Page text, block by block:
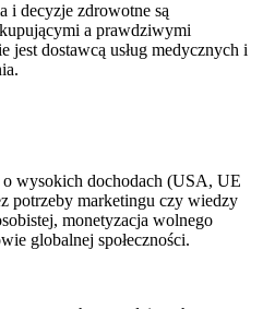
i decyzje zdrowotne są
a prawdziwymi
jest dostawcą usług medycznych i
wysokich dochodach (USA, UE
potrzeby marketingu czy wiedzy
monetyzacja wolnego
globalnej społeczności.